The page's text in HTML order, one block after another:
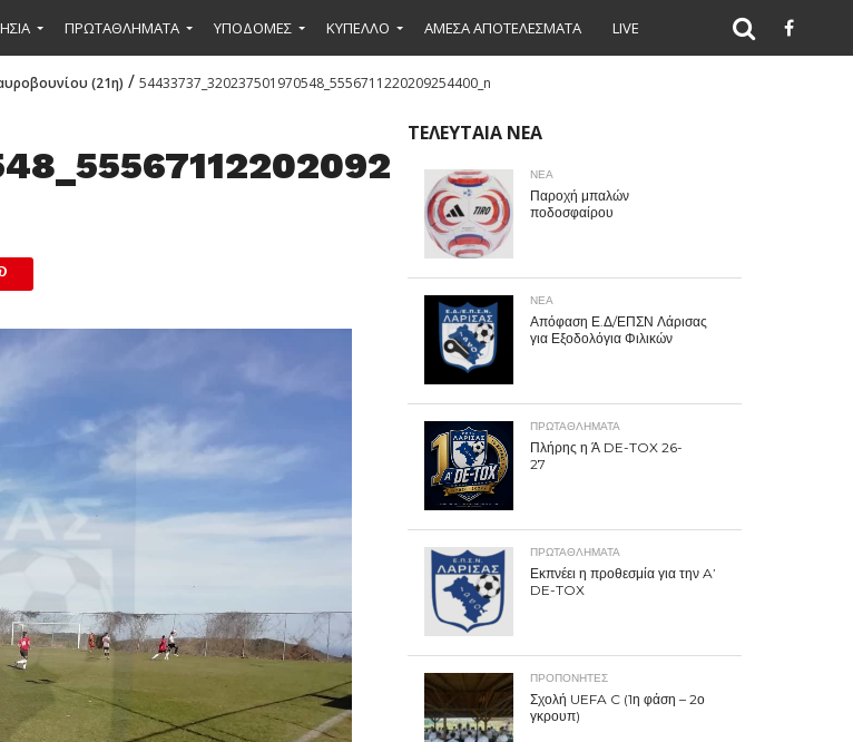
ΠΡΩΤΑΘΛΗΜΑΤΑ ΥΠΟΔΟΜΕΣ ΚΥΠΕΛΛΟ ΑΜΕΣΑ ΑΠΟΤΕΛΕΣΜΑΤΑ LIVE
(21η) / 54433737_320237501970548_5556711220209254400_n
ΤΕΛΕΥΤΑΙΑ ΝΕΑ
ΝΕΑ
Παροχή μπαλών
ποδοσφαίρου
ΝΕΑ
Απόφαση Ε.Δ/ΕΠΣΝ Λάρισας
για Εξοδολόγια Φιλικών
ΠΡΩΤΑΘΛΉΜΑΤΑ
Πλήρης η Ά DE-TOX 26-
27
ΠΡΩΤΑΘΛΉΜΑΤΑ
Εκπνέει η προθεσμία για την A’
DE-TOX
ΠΡΟΠΟΝΗΤΈΣ
Σχολή UEFA C (1η φάση – 2ο
γκρουπ)